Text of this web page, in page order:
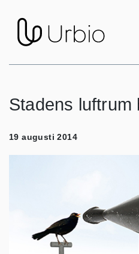
Stadens luftrum
19 augusti 2014